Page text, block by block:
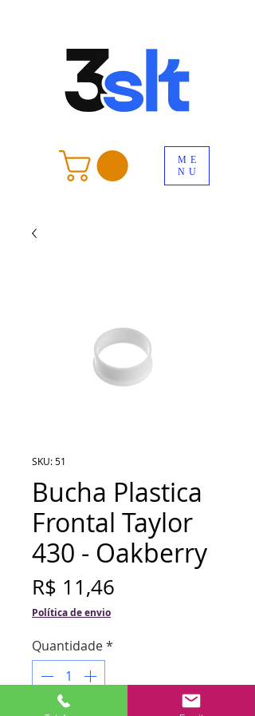
ME
NU
SKU: 51
Bucha Plastica
Frontal Taylor
430 - Oakberry
R$ 11,46
Política de envio
Quantidade*